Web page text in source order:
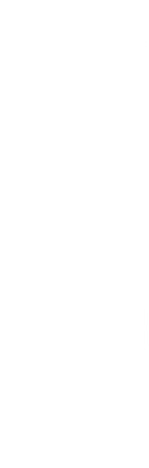
Отправить, Вы
персональных